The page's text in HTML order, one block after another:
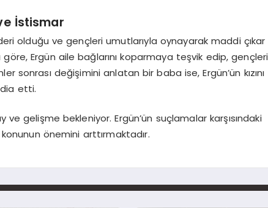
İstismar
olduğu ve gençleri umutlarıyla oynayarak maddi çıkar
göre, Ergün aile bağlarını koparmaya teşvik edip, gençleri
sonrası değişimini anlatan bir baba ise, Ergün’ün kızını
etti.
gelişme bekleniyor. Ergün’ün suçlamalar karşısındaki
önemini arttırmaktadır.